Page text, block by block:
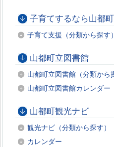
子育てするなら山都町
子育て支援（分類から探す）
山都町立図書館
山都町立図書館（分類から
山都町立図書館カレンダー
山都町観光ナビ
観光ナビ（分類から探す）
カレンダー